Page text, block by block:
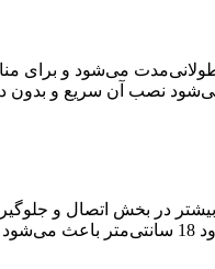
نصب آن سریع و بدون
در بخش اتصال و